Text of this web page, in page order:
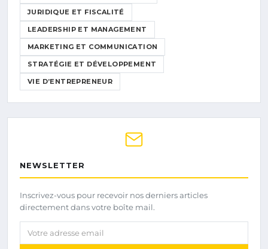
JURIDIQUE ET FISCALITÉ
LEADERSHIP ET MANAGEMENT
MARKETING ET COMMUNICATION
STRATÉGIE ET DÉVELOPPEMENT
VIE D’ENTREPRENEUR
NEWSLETTER
Inscrivez-vous pour recevoir nos derniers articles
directement dans votre boîte mail.
Votre adresse email